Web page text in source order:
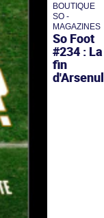
BOUTIQUE
SO -
MAGAZINES
So Foot
#234 : La
fin
d'Arsenul